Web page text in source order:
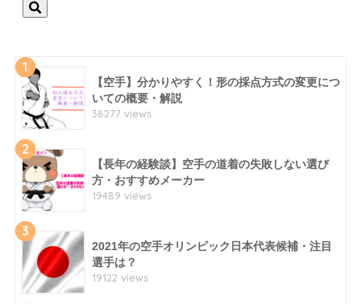
1
【空手】分かりやすく！形の採点方式の変更につ
いての概要・解説
38277 views
2
【長年の経験談】空手の道着の失敗しない選び
方・おすすめメーカー
19489 views
3
2021年の空手オリンピック日本代表候補・注目
選手は？
19122 views